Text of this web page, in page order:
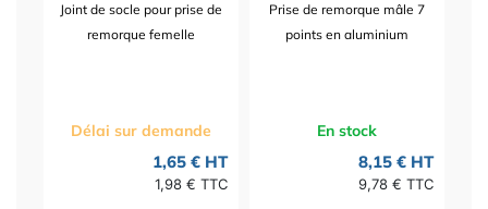
Joint de socle pour prise de
remorque femelle
Délai sur demande
1,65 € HT
1,98 € TTC
Prise de remorque mâle 7
points en aluminium
En stock
8,15 € HT
9,78 € TTC